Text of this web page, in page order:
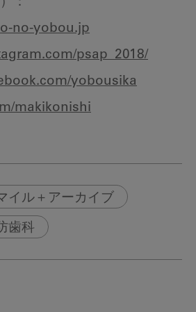
no-yobou.jp
psap_2018/
yobousika
makikonishi
イル＋アーカイブ
歯科